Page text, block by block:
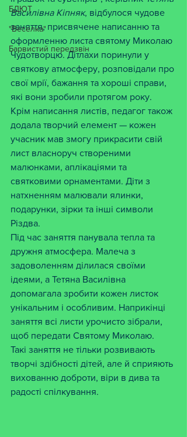
БДЮТ
"Веселка"
Барвистий передзвін
Василівна Кіпняк, відбулося чудове
заняття, присвячене написанню та
оформленню листа святому Миколаю
Чудотворцю. Дітлахи поринули у
святкову атмосферу, розповідали про
свої мрії, бажання та хороші справи,
які вони зробили протягом року.
Крім написання листів, педагог також
додала творчий елемент — кожен
учасник мав змогу прикрасити свій
лист власноруч створеними
малюнками, аплікаціями та
святковими орнаментами. Діти з
натхненням малювали ялинки,
подарунки, зірки та інші символи
Різдва.
Під час заняття панувала тепла та
дружня атмосфера. Малеча з
задоволенням ділилася своїми
ідеями, а Тетяна Василівна
допомагала зробити кожен листок
унікальним і особливим. Наприкінці
заняття всі листи урочисто зібрали,
щоб передати Святому Миколаю.
Такі заняття не тільки розвивають
творчі здібності дітей, але й сприяють
вихованню доброти, віри в дива та
радості спілкування.